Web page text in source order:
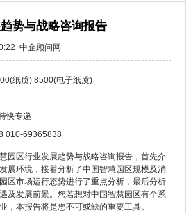
势与战略咨询报告
中企顾问网
纸质) 8500(电子纸质)
快专递
010-69365838
园区行业发展趋势与战略咨询报告，首先介
展环境，接着分析了中国智慧园区规模及消
区市场运行态势进行了重点分析，最后分析
及发展前景。您若想对中国智慧园区有个系
，本报告将是您不可或缺的重要工具。